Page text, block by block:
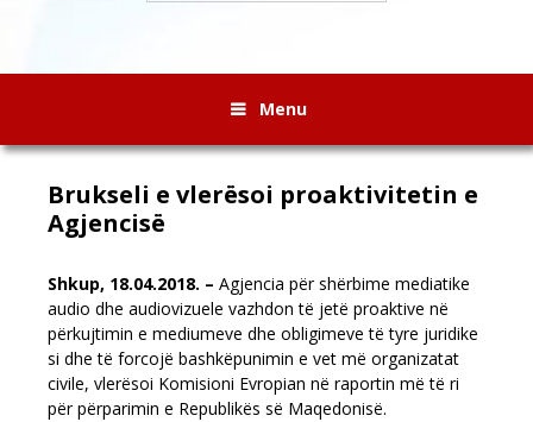
Menu
Brukseli e vlerësoi proaktivitetin e
Agjencisë
Shkup, 18.04.2018. – Agjencia për shërbime mediatike
audio dhe audiovizuele vazhdon të jetë proaktive në
përkujtimin e mediumeve dhe obligimeve të tyre juridike
si dhe të forcojë bashkëpunimin e vet më organizatat
civile, vlerësoi Komisioni Evropian në raportin më të ri
për përparimin e Republikës së Maqedonisë.